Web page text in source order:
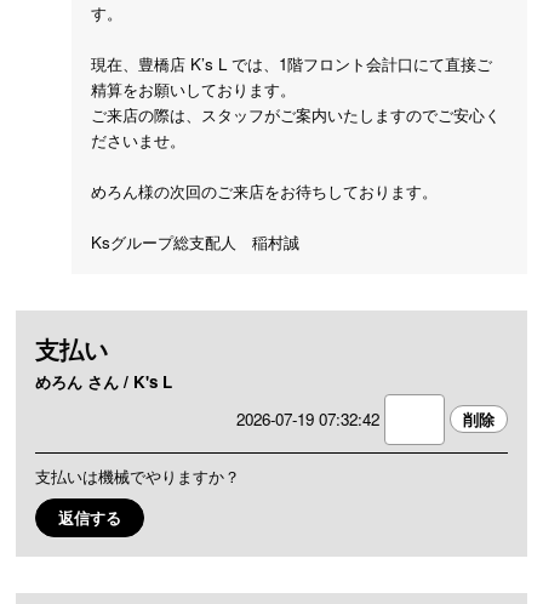
す。
現在、豊橋店 K’s L では、1階フロント会計口にて直接ご
精算をお願いしております。
ご来店の際は、スタッフがご案内いたしますのでご安心く
ださいませ。
めろん様の次回のご来店をお待ちしております。
Ksグループ総支配人 稲村誠
支払い
めろん さん / K's L
2026-07-19 07:32:42
支払いは機械でやりますか？
返信する